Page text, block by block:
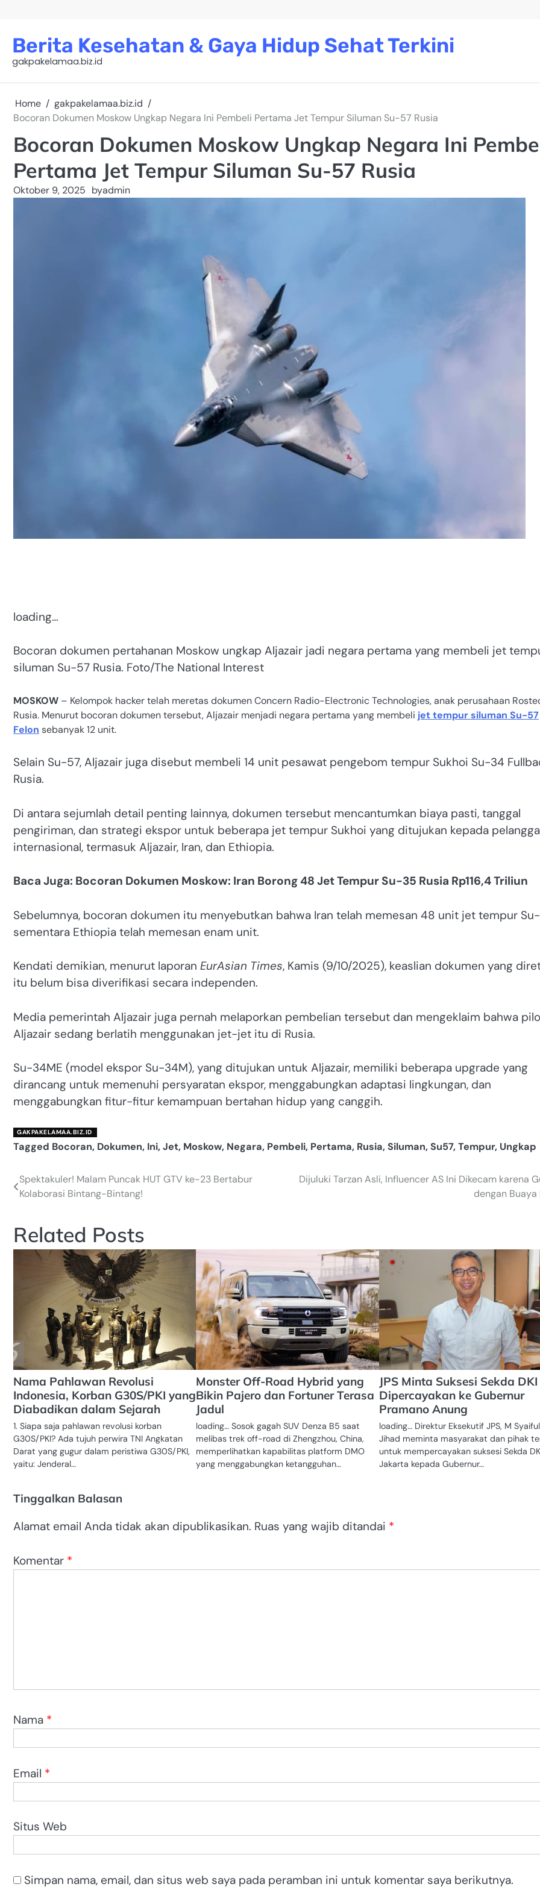
contentBerita Kesehatan & Gaya Hidup Sehat Terkini
gakpakelamaa.biz.id
Home
gakpakelamaa.biz.id
Bocoran Dokumen Moskow Ungkap Negara Ini Pembeli Pertama Jet Tempur Siluman Su-57 Rusia
Bocoran Dokumen Moskow Ungkap Negara Ini
Pertama Jet Tempur Siluman Su-57 Rusia
Oktober 9, 2025 byadmin
loading…
Bocoran dokumen pertahanan Moskow ungkap Aljazair jadi negara pertama yang membeli jet
siluman Su-57 Rusia. Foto/The National Interest
MOSKOW – Kelompok hacker telah meretas dokumen Concern Radio-Electronic Technologies, anak perusahaan
Rusia. Menurut bocoran dokumen tersebut, Aljazair menjadi negara pertama yang membeli jet tempur siluman Su-57
Felon sebanyak 12 unit.
Selain Su-57, Aljazair juga disebut membeli 14 unit pesawat pengebom tempur Sukhoi Su-34
Rusia.
Di antara sejumlah detail penting lainnya, dokumen tersebut mencantumkan biaya pasti, tanggal
pengiriman, dan strategi ekspor untuk beberapa jet tempur Sukhoi yang ditujukan kepada
internasional, termasuk Aljazair, Iran, dan Ethiopia.
Baca Juga: Bocoran Dokumen Moskow: Iran Borong 48 Jet Tempur Su-35 Rusia Rp116,4 Triliun
Sebelumnya, bocoran dokumen itu menyebutkan bahwa Iran telah memesan 48 unit jet tempur
sementara Ethiopia telah memesan enam unit.
Kendati demikian, menurut laporan EurAsian Times, Kamis (9/10/2025), keaslian dokumen yang
itu belum bisa diverifikasi secara independen.
Media pemerintah Aljazair juga pernah melaporkan pembelian tersebut dan mengeklaim bahwa
Aljazair sedang berlatih menggunakan jet-jet itu di Rusia.
Su-34ME (model ekspor Su-34M), yang ditujukan untuk Aljazair, memiliki beberapa upgrade yang
dirancang untuk memenuhi persyaratan ekspor, menggabungkan adaptasi lingkungan, dan
menggabungkan fitur-fitur kemampuan bertahan hidup yang canggih.
GAKPAKELAMAA.BIZ.ID
Tagged Bocoran, Dokumen, Ini,Jet, Moskow, Negara, Pembeli, Pertama, Rusia,Siluman,Su57,Tempur, Ungkap
Navigasi
Spektakuler! Malam Puncak HUT GTV ke-23 Bertabur
Kolaborasi Bintang-Bintang!
Dijuluki Tarzan Asli, Influencer AS Ini Dikecam karena
dengan Buaya
Related Posts
Nama Pahlawan Revolusi
Indonesia, Korban G30S/PKI yang
Diabadikan dalam Sejarah
1. Siapa saja pahlawan revolusi korban
G30S/PKI? Ada tujuh perwira TNI Angkatan
Darat yang gugur dalam peristiwa G30S/PKI,
yaitu: Jenderal…
Monster Off-Road Hybrid yang
Bikin Pajero dan Fortuner Terasa
Jadul
loading… Sosok gagah SUV Denza B5 saat
melibas trek off-road di Zhengzhou, China,
memperlihatkan kapabilitas platform DMO
yang menggabungkan ketangguhan…
JPS Minta Suksesi Sekda DKI
Dipercayakan ke Gubernur
Pramano Anung
loading… Direktur Eksekutif JPS, M Syaiful
Jihad meminta masyarakat dan pihak
untuk mempercayakan suksesi Sekda
Jakarta kepada Gubernur…
Tinggalkan Balasan
Alamat email Anda tidak akan dipublikasikan. Ruas yang wajib ditandai *
Komentar *
Nama *
Email *
Situs Web
Simpan nama, email, dan situs web saya pada peramban ini untuk komentar saya berikutnya.